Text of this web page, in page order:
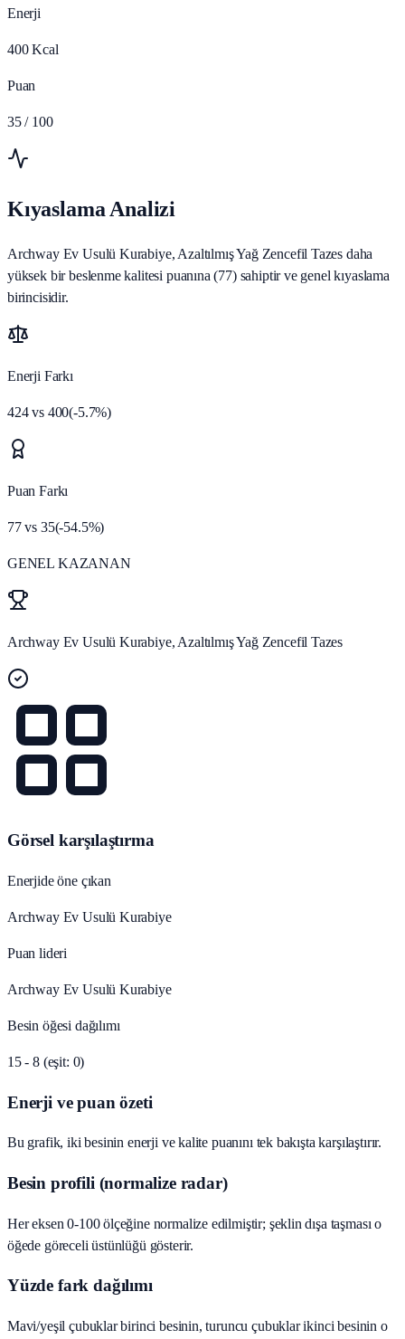
Enerji
400 Kcal
Puan
35 / 100
Kıyaslama Analizi
Archway Ev Usulü Kurabiye, Azaltılmış Yağ Zencefil Tazes daha
yüksek bir beslenme kalitesi puanına (77) sahiptir ve genel kıyaslama
birincisidir.
Enerji Farkı
424vs 400(-5.7%)
Puan Farkı
77vs 35(-54.5%)
GENEL KAZANAN
Archway Ev Usulü Kurabiye, Azaltılmış Yağ Zencefil Tazes
Görsel karşılaştırma
Enerjide öne çıkan
Archway Ev Usulü Kurabiye
Puan lideri
Archway Ev Usulü Kurabiye
Besin öğesi dağılımı
15 - 8 (eşit: 0)
Enerji ve puan özeti
Bu grafik, iki besinin enerji ve kalite puanını tek bakışta karşılaştırır.
Besin profili (normalize radar)
Her eksen 0-100 ölçeğine normalize edilmiştir; şeklin dışa taşması o
öğede göreceli üstünlüğü gösterir.
Yüzde fark dağılımı
Mavi/yeşil çubuklar birinci besinin, turuncu çubuklar ikinci besinin o